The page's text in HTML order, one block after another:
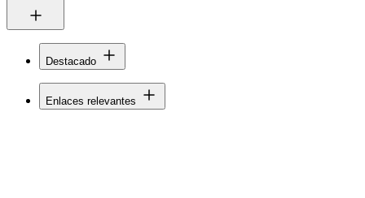
Destacado
Enlaces relevantes